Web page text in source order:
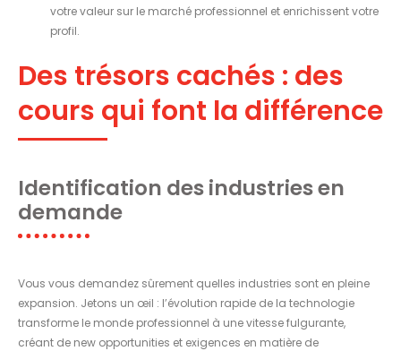
votre valeur sur le marché professionnel et enrichissent votre
profil.
Des trésors cachés : des
cours qui font la différence
Identification des industries en
demande
Vous vous demandez sûrement quelles industries sont en pleine
expansion. Jetons un œil : l’évolution rapide de la technologie
transforme le monde professionnel à une vitesse fulgurante,
créant de new opportunities et exigences en matière de